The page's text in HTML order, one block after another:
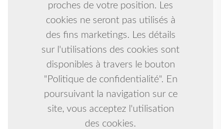
proches de votre position. Les
cookies ne seront pas utilisés à
des fins marketings. Les détails
sur l'utilisations des cookies sont
disponibles à travers le bouton
"Politique de confidentialité". En
poursuivant la navigation sur ce
site, vous acceptez l'utilisation
des cookies.